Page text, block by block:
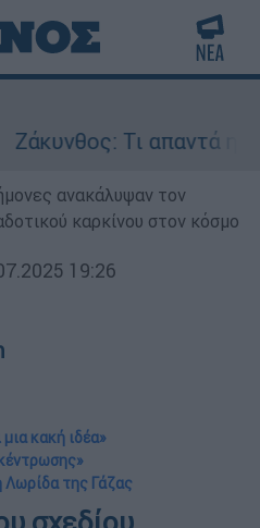
Τι απαντά η
ανακάλυψαν τον
καρκίνου στον κόσμο
19:26
μια κακή ιδέα»
Λωρίδα της Γάζας